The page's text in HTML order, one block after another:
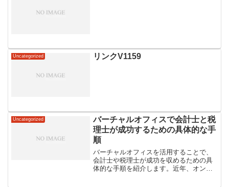
Uncategorized リンクV1159
Uncategorized
バーチャルオフィスで会計士と税
理士が成功するための具体的な手
順
バーチャルオフィスを活用することで、
会計士や税理士が成功を収めるための具
体的な手順を紹介します。近年、オンラ